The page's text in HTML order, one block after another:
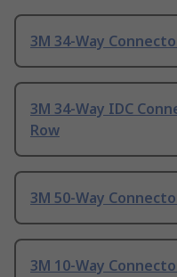
3M 34-Way
3M 34-Way IDC
Row
3M 50-Way
3M 10-Way